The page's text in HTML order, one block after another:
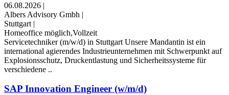
06.08.2026 |
Albers Advisory Gmbh |
Stuttgart |
Homeoffice möglich,Vollzeit
Servicetechniker (m/w/d) in Stuttgart Unsere Mandantin ist ein
international agierendes Industrieunternehmen mit Schwerpunkt auf
Explosionsschutz, Druckentlastung und Sicherheitssysteme für
verschiedene ..
SAP Innovation Engineer (w/m/d)